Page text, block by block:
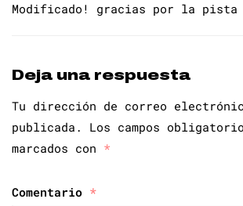
Modificado! gracias por la pista
Deja una respuesta
Tu dirección de correo
publicada.
Los campos
marcados con *
Comentario *